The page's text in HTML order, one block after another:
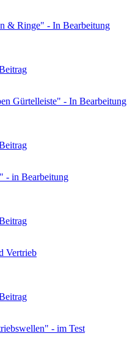
& Ringe" - In Bearbeitung
Gürtelleiste" - In Bearbeitung
- in Bearbeitung
Vertrieb
- im Test